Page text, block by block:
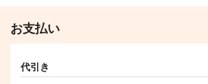
お支払い
代引き